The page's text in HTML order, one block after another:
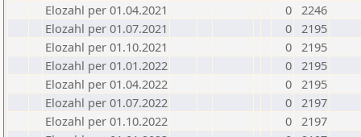
Elozahl per 01.04.2021
0 2246
Elozahl per 01.07.2021
0 2195
Elozahl per 01.10.2021
0 2195
Elozahl per 01.01.2022
0 2195
Elozahl per 01.04.2022
0 2195
Elozahl per 01.07.2022
0 2197
Elozahl per 01.10.2022
0 2197